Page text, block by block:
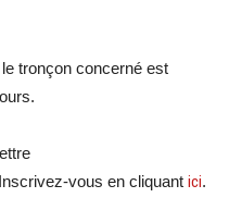
tronçon concerné est
vous en cliquant ici.